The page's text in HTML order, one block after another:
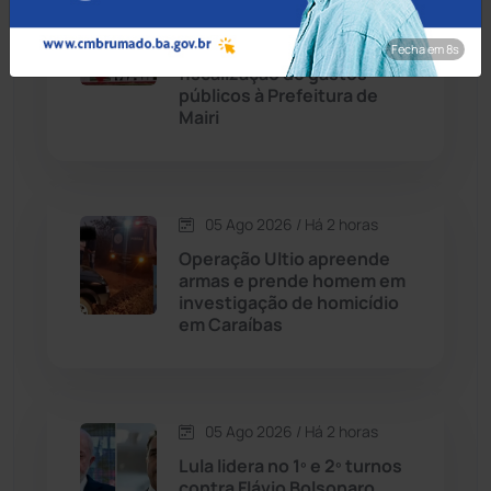
Candiba (157)
(120)
Caturama
Chapada Diamantina (429)
Contendas do Sincorá
Ministério Público
recomenda rigor na
fiscalização de gastos
públicos à Prefeitura de
Mairi
05 Ago 2026 / Há 2 horas
Operação Ultio apreende
armas e prende homem em
investigação de homicídio
em Caraíbas
05 Ago 2026 / Há 2 horas
Lula lidera no 1º e 2º turnos
Fecha em 7s